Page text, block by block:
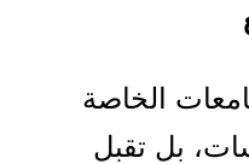
الخاصة
بل تقبل